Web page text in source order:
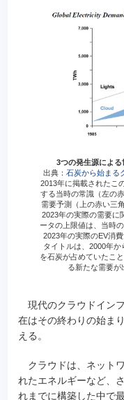
3つの発生源による
出典：石炭から始まる
2013年に掲載されたこ
する当時の常識（左の
需要予測（上の赤い三
2023年の実際の需要に
ータの上限値は、当時
2023年の実際のEV消
タイトルは、2000年
を石炭が占めていたこ
る新たな需要が
現代のクラウドイン
在はその終わりの始ま
える。
クラウドは、ネット
れたエネルギーなど、
れまでに構築した中で